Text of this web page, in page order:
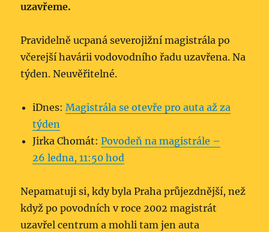
uzavřeme.
Pravidelně ucpaná severojižní magistrála po
včerejší havárii vodovodního řadu uzavřena. Na
týden. Neuvěřitelné.
iDnes:Magistrála se otevře pro auta až za
týden
Jirka Chomát:Povodeň na magistrále –
26 ledna, 11:50 hod
Nepamatuji si, kdy byla Praha průjezdnější, než
když po povodních v roce 2002 magistrát
uzavřel centrum a mohli tam jen auta